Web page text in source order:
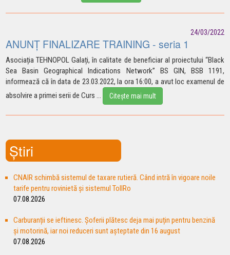
Știri
CNAIR schimbă sistemul de taxare rutieră. Când intră în vigoare noile
tarife pentru rovinietă și sistemul TollRo
07.08.2026
Carburanții se ieftinesc. Șoferii plătesc deja mai puțin pentru benzină
și motorină, iar noi reduceri sunt așteptate din 16 august
07.08.2026
24/03/2022
ANUNȚ FINALIZARE TRAINING - seria 1
Asociația TEHNOPOL Galați, în calitate de beneficiar al proiectului “Black
Sea Basin Geographical Indications Network” BS GIN, BSB 1191,
informează că în data de 23.03.2022, la ora 16:00, a avut loc examenul de
absolvire a primei serii deCurs ... Citește mai mult